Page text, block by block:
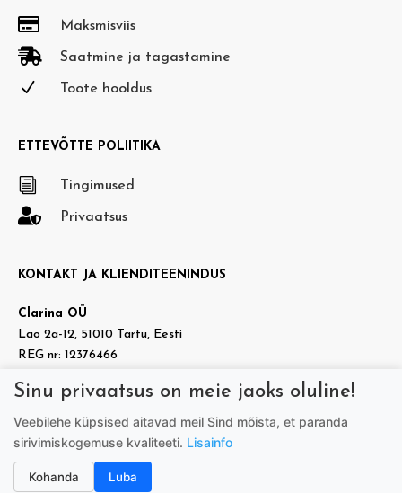
 Maksmisviis
 Saatmine ja tagastamine
N Toote hooldus
ETTEVÕTTE POLIITIKA
i Tingimused
 Privaatsus
KONTAKT JA KLIENDITEENINDUS
Clarina OÜ
Lao 2a-12, 51010 Tartu, Eesti
REG nr: 12376466
info@doradora.ee
 https://www.facebook.com/doradora.ee
+372 505 7005
Sinu privaatsus on meie jaoks oluline!
Veebilehe küpsised aitavad meil Sind mõista, et paranda
sirivimiskogemuse kvaliteeti. Lisainfo
Kohanda Luba